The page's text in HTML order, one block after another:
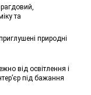
та
природні
від освітлення і
під бажання